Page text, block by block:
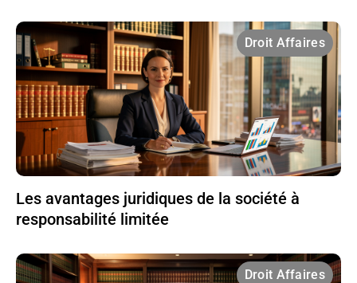
Droit Affaires
Les avantages juridiques de la société à
responsabilité limitée
Droit Affaires